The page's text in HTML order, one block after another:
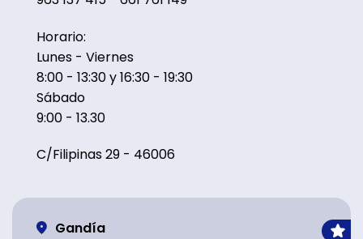
Horario:
Lunes - Viernes
8:00 - 13:30 y 16:30 - 19:30
Sábado
9:00 - 13.30
C/Filipinas 29 - 46006
Gandía